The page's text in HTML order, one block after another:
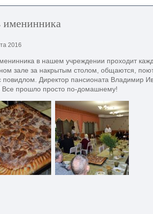
именинника
2016
в нашем учреждении проходит
зале за накрытым столом, общаются,
повидлом. Директор пансионата Владимир
Все прошло просто по-домашнему!